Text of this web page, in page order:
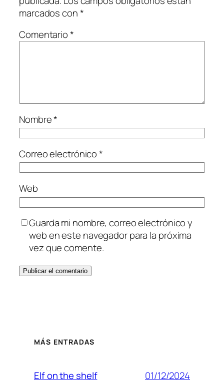
marcados con*
Comentario*
Nombre*
Correo electrónico*
Web
Guarda mi nombre, correo electrónico y
web en este navegador para la próxima
vez que comente.
MÁS ENTRADAS
Elf on the shelf 01/12/2024